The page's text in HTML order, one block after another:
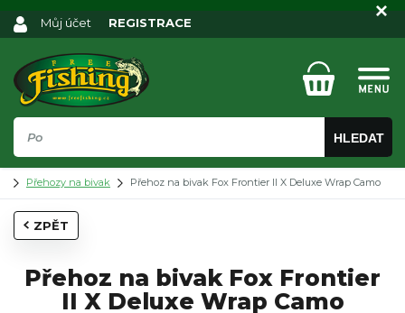
HLEDAT
Můj účet REGISTRACE
Přehozy na bivak Přehoz na bivak Fox Frontier II X Deluxe Wrap Camo
ZPĚT
Přehoz na bivak Fox Frontier
II X Deluxe Wrap Camo